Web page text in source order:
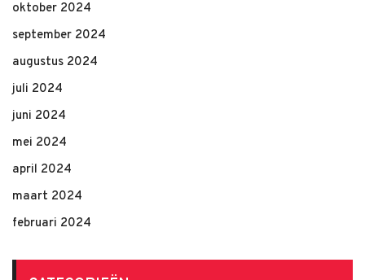
oktober 2024
september 2024
augustus 2024
juli 2024
juni 2024
mei 2024
april 2024
maart 2024
februari 2024